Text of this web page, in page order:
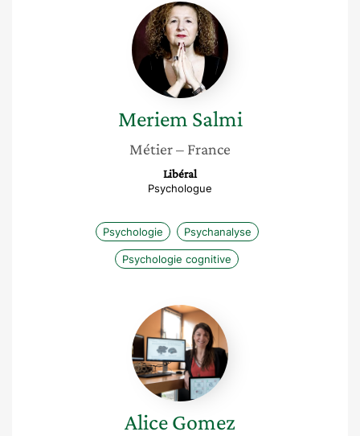
Meriem
Salmi
Meriem Salmi
Métier– France
Libéral
Psychologue
Psychologie Psychanalyse
Psychologie cognitive
Alice
Gomez
AliceGomez